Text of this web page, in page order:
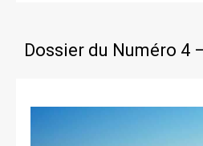
Dossier du Numéro 4